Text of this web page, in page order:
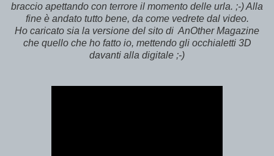
braccio apettando con terrore il momento delle urla. ;-) Alla
fine è andato tutto bene, da come vedrete dal video.
Ho caricato sia la versione del sito di AnOther Magazine
che quello che ho fatto io, mettendo gli occhialetti 3D
davanti alla digitale ;-)